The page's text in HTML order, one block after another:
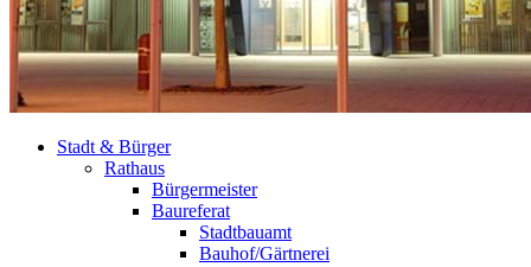
Stadt & Bürger
Rathaus
Bürgermeister
Baureferat
Stadtbauamt
Bauhof/Gärtnerei